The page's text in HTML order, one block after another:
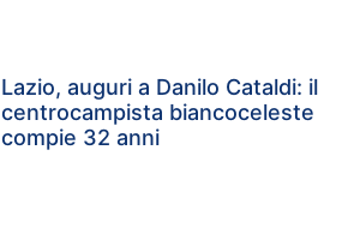
Lazio, auguri a Danilo Cataldi: il
centrocampista biancoceleste
compie 32 anni